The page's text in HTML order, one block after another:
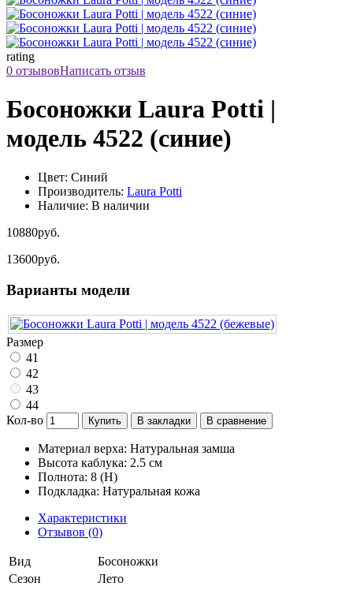
rating
0 отзывовНаписать отзыв
Босоножки Laura Potti |
модель 4522 (синие)
Цвет: Синий
Производитель: Laura Potti
Наличие: В наличии
10880руб.
13600руб.
Варианты модели
Размер
41
42
43
44
Кол-во
Купить В закладки В сравнение
Материал верха: Натуральная замша
Высота каблука: 2.5 см
Полнота: 8 (H)
Подкладка: Натуральная кожа
Характеристики
Отзывов (0)
Вид
Босоножки
Сезон
Лето